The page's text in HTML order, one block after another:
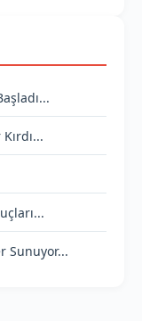
Sunuyor...